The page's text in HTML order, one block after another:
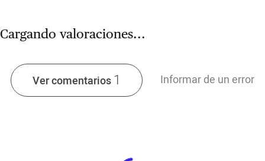
Cargando valoraciones...
Ver comentarios 1 Informar de un error